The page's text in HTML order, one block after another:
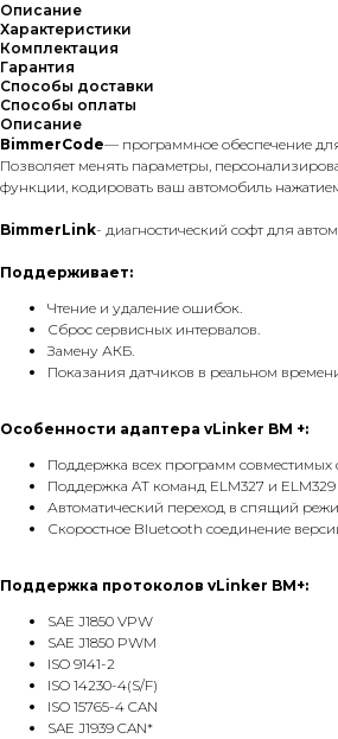
Описание
Характеристики
Комплектация
Гарантия
Способы доставки
Способы оплаты
Описание
ВimmеrСоdе— программное обеспечение
Позволяет менять параметры,
функции, кодировать ваш автомобиль
BimmerLink- диагностический софт для
Поддерживает:
Чтение и удаление ошибок.
Сброс сервисных интервалов.
Замену АКБ.
Показания датчиков в реальном
Особенности адаптера vLinker BM +:
Поддержка всех программ совместимых
Поддержка AT команд ELM327 и ELM329
Автоматический переход в спящий
Скоростное Bluetooth соединение
Поддержка протоколов vLinker BM+:
SAE J1850 VPW
SAE J1850 PWM
ISO 9141-2
ISO 14230-4(S/F)
ISO 15765-4 CAN
SAE J1939 CAN*